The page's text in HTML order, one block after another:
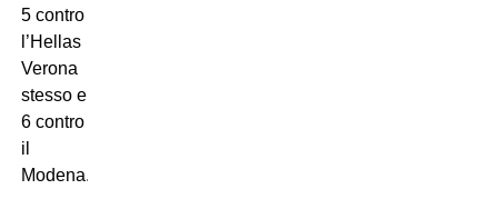
5 contro
l’Hellas
Verona
stesso e
6 contro
il
Modena.